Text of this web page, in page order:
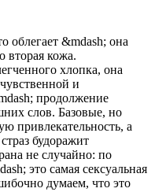
облегает &mdash; она
вторая кожа.
хлопка, она
и
продолжение
слов. Базовые, но
привлекательность, а
будоражит
не случайно: по
это самая сексуальная
думаем, что это